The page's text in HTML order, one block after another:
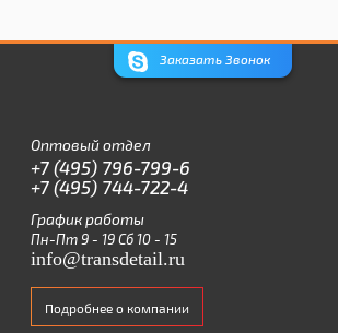
Заказать Звонок
Оптовый отдел
+7 (495) 796-799-6
+7 (495) 744-722-4
График работы
Пн-Пт 9 - 19 Сб 10 - 15
info@transdetail.ru
Подробнее о компании